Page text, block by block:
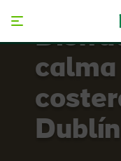
calma
Dublín